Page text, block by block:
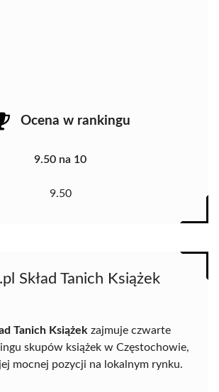
Ocena w rankingu
9.50 na 10
9.50
Skład Tanich Książek
Tanich Książek zajmuje czwarte
skupów książek w Częstochowie,
mocnej pozycji na lokalnym rynku.